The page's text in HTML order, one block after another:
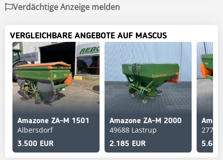
Verdächtige Anzeige melden
VERGLEICHBARE ANGEBOTE AUF MASCUS
Amazone ZA-M 1501
Albersdorf
3.500 EUR
Amazone ZA-M 2000
49688 Lastrup
2.185 EUR 5.685